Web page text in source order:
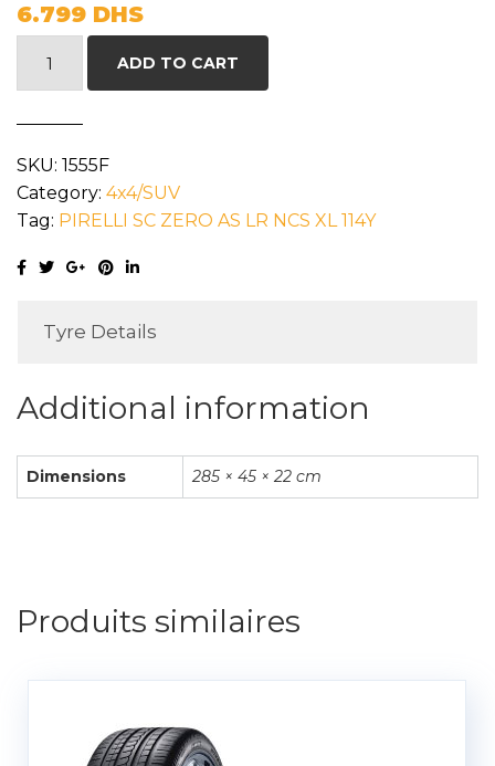
6.799 DHS
B1113
113Y
quantity
ADD TO CART
SKU: 1555F
Category: 4x4/SUV
Tag: PIRELLI SC ZERO AS LR NCS XL 114Y
Tyre Details
Additional information
Dimensions 285 × 45 × 22 cm
Produits similaires